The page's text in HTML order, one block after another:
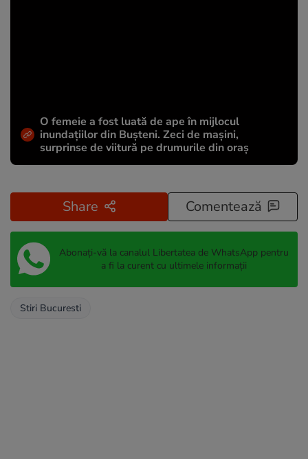
O femeie a fost luată de ape în mijlocul
inundațiilor din Bușteni. Zeci de mașini,
surprinse de viitură pe drumurile din oraș
Share Comentează
Abonați-vă la canalul Libertatea de WhatsApp pentru
a fi la curent cu ultimele informații
Stiri Bucuresti